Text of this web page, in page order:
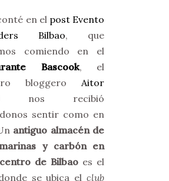
en el post Evento
Bilbao, que
comiendo en el
Bascook, el
bloggero Aitor
nos recibió
sentir como en
antiguo almacén de
y carbón en
de Bilbao es el
se ubica el club